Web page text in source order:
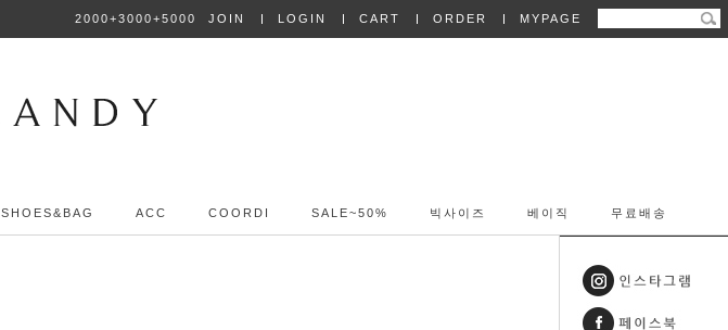
2000+3000+5000 JOIN LOGIN CART ORDER MYPAGE
SHOES&BAG ACC COORDI SALE~50% 빅사이즈 베이직 무료배송